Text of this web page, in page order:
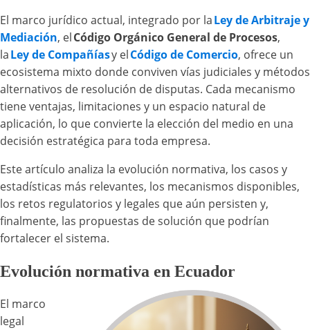
El marco jurídico actual, integrado por laLey de Arbitraje y
Mediación, elCódigo Orgánico General de Procesos,
laLey de Compañíasy elCódigo de Comercio, ofrece un
ecosistema mixto donde conviven vías judiciales y métodos
alternativos de resolución de disputas. Cada mecanismo
tiene ventajas, limitaciones y un espacio natural de
aplicación, lo que convierte la elección del medio en una
decisión estratégica para toda empresa.
Este artículo analiza la evolución normativa, los casos y
estadísticas más relevantes, los mecanismos disponibles,
los retos regulatorios y legales que aún persisten y,
finalmente, las propuestas de solución que podrían
fortalecer el sistema.
Evolución normativa en Ecuador
El marco
legal